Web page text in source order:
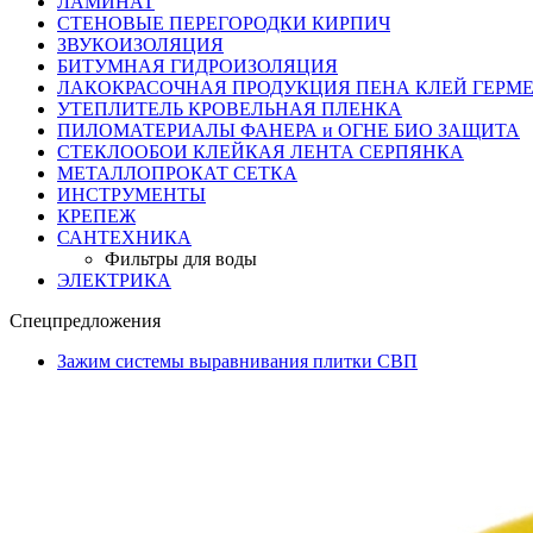
СТЕНОВЫЕ ПЕРЕГОРОДКИ КИРПИЧ
ЗВУКОИЗОЛЯЦИЯ
БИТУМНАЯ ГИДРОИЗОЛЯЦИЯ
ЛАКОКРАСОЧНАЯ ПРОДУКЦИЯ ПЕНА КЛЕЙ
УТЕПЛИТЕЛЬ КРОВЕЛЬНАЯ ПЛЕНКА
ПИЛОМАТЕРИАЛЫ ФАНЕРА и ОГНЕ БИО ЗАЩИТА
СТЕКЛООБОИ КЛЕЙКАЯ ЛЕНТА СЕРПЯНКА
МЕТАЛЛОПРОКАТ СЕТКА
ИНСТРУМЕНТЫ
КРЕПЕЖ
САНТЕХНИКА
Фильтры для воды
ЭЛЕКТРИКА
Спецпредложения
Зажим системы выравнивания плитки СВП